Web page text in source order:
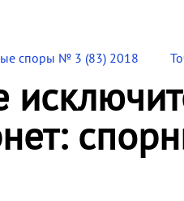
споры № 3 (83) 2018